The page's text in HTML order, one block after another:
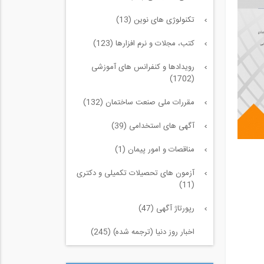
تکنولوژی های نوین (13)
کتب، مجلات و نرم افزارها (123)
رویدادها و کنفرانس های آموزشی
(1702)
مقررات ملی صنعت ساختمان (132)
آگهی های استخدامی (39)
مناقصات و امور پیمان (1)
آزمون های تحصیلات تکمیلی و دکتری
(11)
رپورتاژ آگهی (47)
اخبار روز دنیا (ترجمه شده) (245)